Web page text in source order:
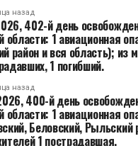
назад
402-й день
области: 1 авиационная
район и вся область); из
1 погибший.
назад
400-й день
области: 1 авиационная
Беловский,
1 пострадавшая.